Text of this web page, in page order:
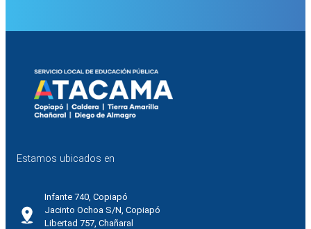
Estamos ubicados en
Infante 740, Copiapó
Jacinto Ochoa S/N, Copiapó
Libertad 757, Chañaral